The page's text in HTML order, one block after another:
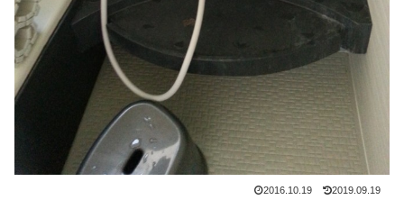
2016.10.19 2019.09.19